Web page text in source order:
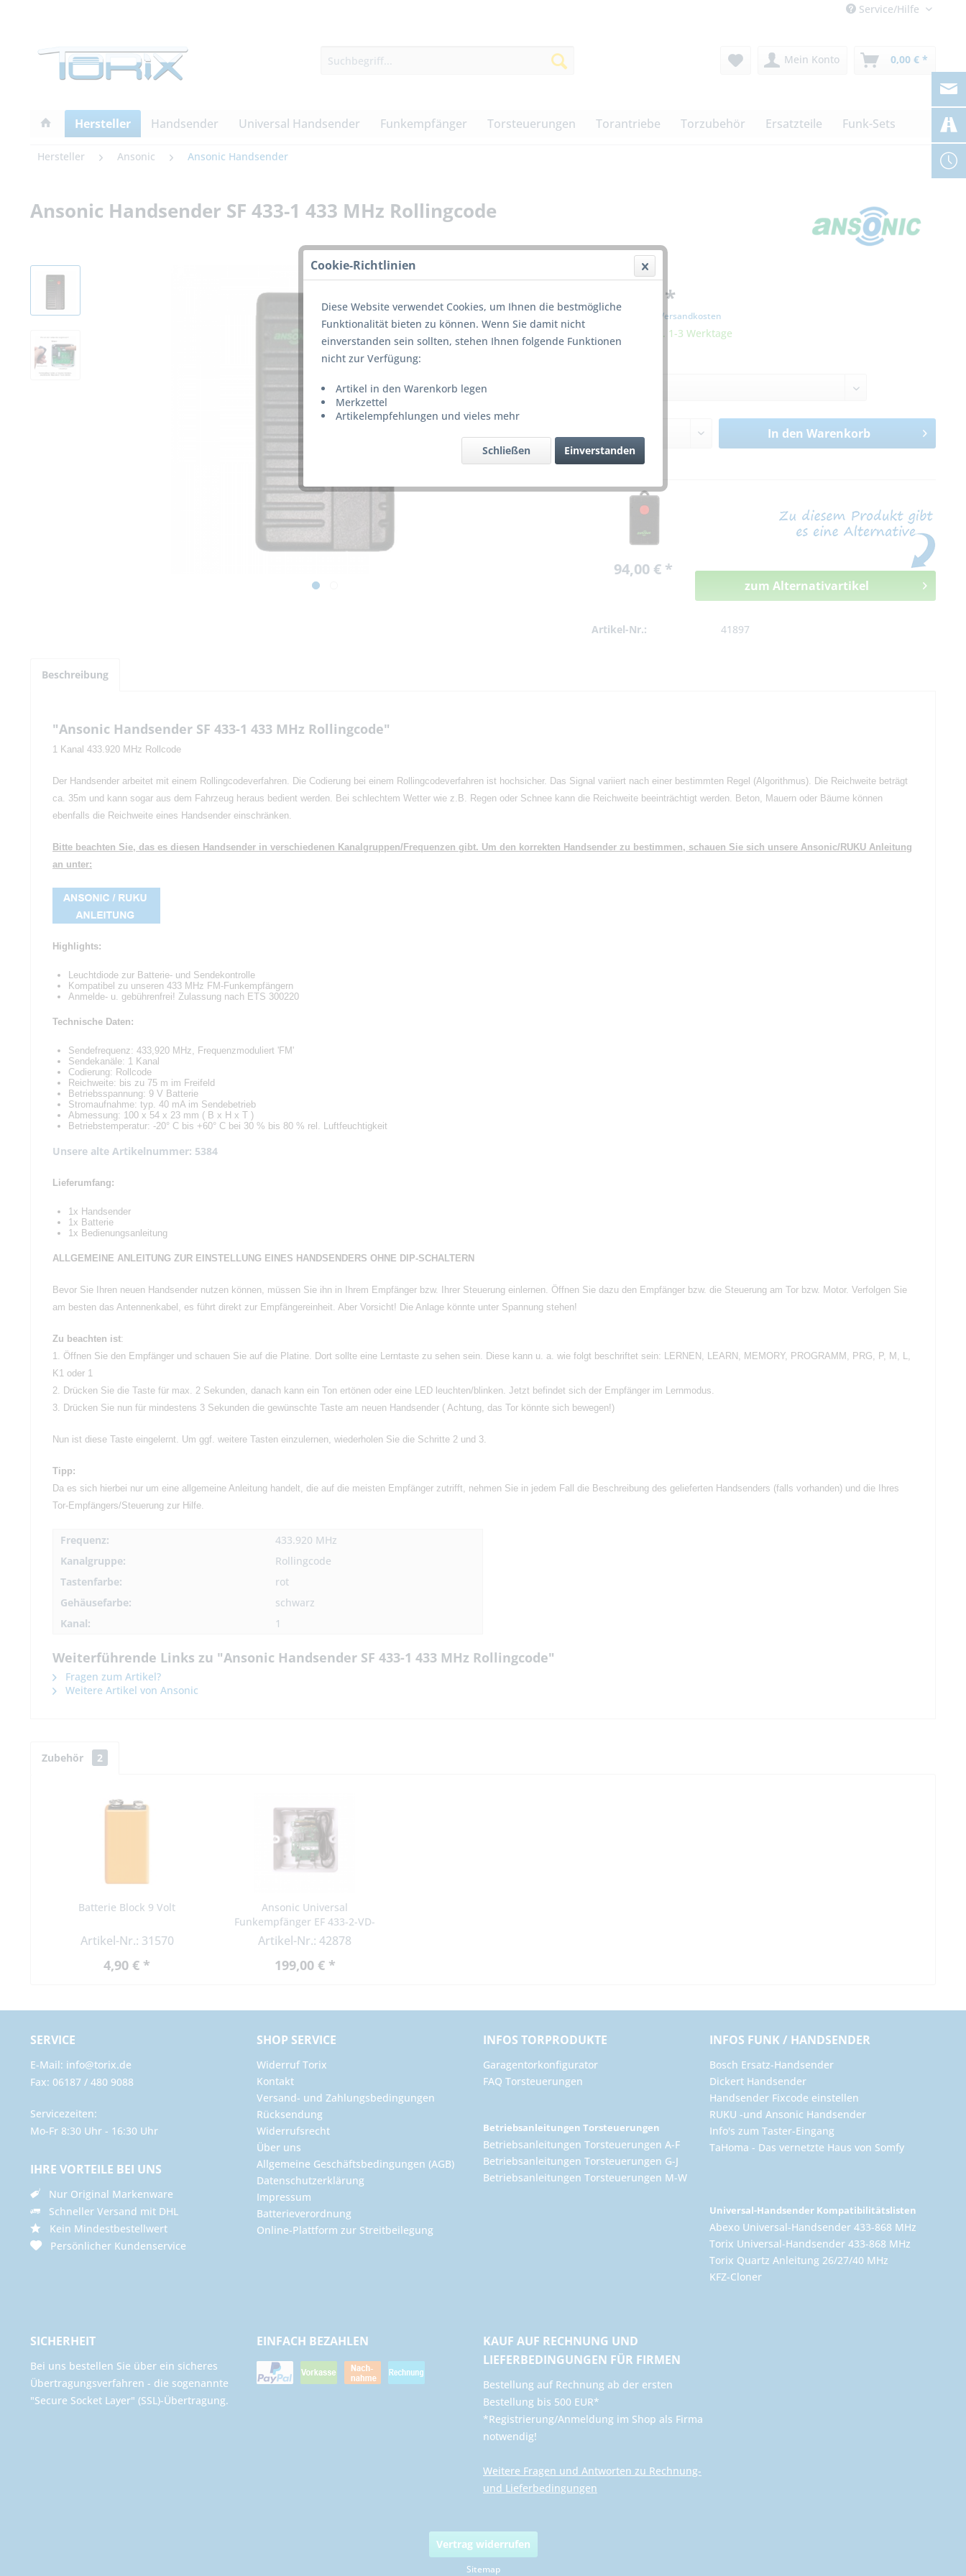
Service/Hilfe
Mein Konto 0,00 € *
Hersteller Handsender Universal Handsender Funkempfänger Torsteuerungen Torantriebe Torzubehör Ersatzteile Funk-Sets
Hersteller Ansonic Ansonic Handsender
Ansonic Handsender SF 433-1 433 MHz Rollingcode
98,00 € *
inkl. MwSt. zzgl. Versandkosten
Lieferzeit ca. 1-3 Werktage
In den Warenkorb
Merken
94,00 € *
zum Alternativartikel
Artikel-Nr.: 41897
Beschreibung
"Ansonic Handsender SF 433-1 433 MHz Rollingcode"
1 Kanal 433.920 MHz Rollcode
Der Handsender arbeitet mit einem Rollingcodeverfahren. Die Codierung bei einem Rollingcodeverfahren ist hochsicher. Das Signal variiert nach einer bestimmten Regel (Algorithmus). Die Reichweite beträgt
ca. 35m und kann sogar aus dem Fahrzeug heraus bedient werden. Bei schlechtem Wetter wie z.B. Regen oder Schnee kann die Reichweite beeinträchtigt werden. Beton, Mauern oder Bäume können
ebenfalls die Reichweite eines Handsender einschränken.
Bitte beachten Sie, das es diesen Handsender in verschiedenen Kanalgruppen/Frequenzen gibt. Um den korrekten Handsender zu bestimmen, schauen Sie sich unsere Ansonic/RUKU Anleitung
an unter:
Highlights:
Leuchtdiode zur Batterie- und Sendekontrolle
Kompatibel zu unseren 433 MHz FM-Funkempfängern
Anmelde- u. gebührenfrei! Zulassung nach ETS 300220
Technische Daten:
Sendefrequenz: 433,920 MHz, Frequenzmoduliert 'FM'
Sendekanäle: 1 Kanal
Codierung: Rollcode
Reichweite: bis zu 75 m im Freifeld
Betriebsspannung: 9 V Batterie
Stromaufnahme: typ. 40 mA im Sendebetrieb
Abmessung: 100 x 54 x 23 mm ( B x H x T )
Betriebstemperatur: -20° C bis +60° C bei 30 % bis 80 % rel. Luftfeuchtigkeit
Unsere alte Artikelnummer: 5384
Lieferumfang:
1x Handsender
1x Batterie
1x Bedienungsanleitung
ALLGEMEINE ANLEITUNG ZUR EINSTELLUNG EINES HANDSENDERS OHNE DIP-SCHALTERN
Bevor Sie Ihren neuen Handsender nutzen können, müssen Sie ihn in Ihrem Empfänger bzw. Ihrer Steuerung einlernen. Öffnen Sie dazu den Empfänger bzw. die Steuerung am Tor bzw. Motor. Verfolgen Sie
am besten das Antennenkabel, es führt direkt zur Empfängereinheit. Aber Vorsicht! Die Anlage könnte unter Spannung stehen!
Zu beachten ist:
1. Öffnen Sie den Empfänger und schauen Sie auf die Platine. Dort sollte eine Lerntaste zu sehen sein. Diese kann u. a. wie folgt beschriftet sein: LERNEN, LEARN, MEMORY, PROGRAMM, PRG, P, M, L,
K1 oder 1
2. Drücken Sie die Taste für max. 2 Sekunden, danach kann ein Ton ertönen oder eine LED leuchten/blinken. Jetzt befindet sich der Empfänger im Lernmodus.
3. Drücken Sie nun für mindestens 3 Sekunden die gewünschte Taste am neuen Handsender ( Achtung, das Tor könnte sich bewegen!)
Nun ist diese Taste eingelernt. Um ggf. weitere Tasten einzulernen, wiederholen Sie die Schritte 2 und 3.
Tipp:
Da es sich hierbei nur um eine allgemeine Anleitung handelt, die auf die meisten Empfänger zutrifft, nehmen Sie in jedem Fall die Beschreibung des gelieferten Handsenders (falls vorhanden) und die Ihres
Tor-Empfängers/Steuerung zur Hilfe.
Frequenz:
433.920 MHz
Kanalgruppe:
Rollingcode
Tastenfarbe:
rot
Gehäusefarbe:
schwarz
Kanal:
1
Weiterführende Links zu "Ansonic Handsender SF 433-1 433 MHz Rollingcode"
Fragen zum Artikel?
Weitere Artikel von Ansonic
Zubehör 2
Batterie Block 9 Volt
Artikel-Nr.: 31570
4,90 € *
Ansonic Universal
Funkempfänger EF 433-2-VD-
Multi
Artikel-Nr.: 42878
199,00 € *
SERVICE
E-Mail: info@torix.de
Fax: 06187 / 480 9088
Servicezeiten:
Mo-Fr 8:30 Uhr - 16:30 Uhr
IHRE VORTEILE BEI UNS
Nur Original Markenware
Schneller Versand mit DHL
Kein Mindestbestellwert
Persönlicher Kundenservice
SHOP SERVICE
Widerruf Torix
Kontakt
Versand- und Zahlungsbedingungen
Rücksendung
Widerrufsrecht
Über uns
Allgemeine Geschäftsbedingungen (AGB)
Datenschutzerklärung
Impressum
Batterieverordnung
Online-Plattform zur Streitbeilegung
INFOS TORPRODUKTE
Garagentorkonfigurator
FAQ Torsteuerungen
Betriebsanleitungen Torsteuerungen
Betriebsanleitungen Torsteuerungen A-F
Betriebsanleitungen Torsteuerungen G-J
Betriebsanleitungen Torsteuerungen M-W
INFOS FUNK / HANDSENDER
Bosch Ersatz-Handsender
Dickert Handsender
Handsender Fixcode einstellen
RUKU -und Ansonic Handsender
Info's zum Taster-Eingang
TaHoma - Das vernetzte Haus von Somfy
Universal-Handsender Kompatibilitätslisten
Abexo Universal-Handsender 433-868 MHz
Torix Universal-Handsender 433-868 MHz
Torix Quartz Anleitung 26/27/40 MHz
KFZ-Cloner
SICHERHEIT
Bei uns bestellen Sie über ein sicheres
Übertragungsverfahren - die sogenannte
"Secure Socket Layer" (SSL)-Übertragung.
EINFACH BEZAHLEN
KAUF AUF RECHNUNG UND
LIEFERBEDINGUNGEN FÜR FIRMEN
​Bestellung auf Rechnung ab der ersten
Bestellung bis 500 EUR*
*Registrierung/Anmeldung im Shop als Firma
notwendig!
Weitere Fragen und Antworten zu Rechnung-
und Lieferbedingungen
Vertrag widerrufen
Sitemap
Cookie-Richtlinien
Diese Website verwendet Cookies, um Ihnen die bestmögliche
Funktionalität bieten zu können. Wenn Sie damit nicht
einverstanden sein sollten, stehen Ihnen folgende Funktionen
nicht zur Verfügung:
Artikel in den Warenkorb legen
Merkzettel
Artikelempfehlungen und vieles mehr
Einverstanden
Schließen